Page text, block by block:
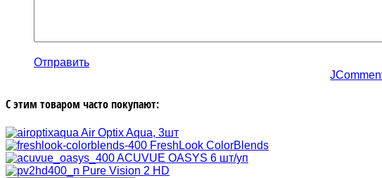
Отправить
С этим товаром часто покупают:
Air Optix Aqua, 3шт
FreshLook ColorBlends
ACUVUE OASYS 6 шт/уп
Pure Vision 2 HD